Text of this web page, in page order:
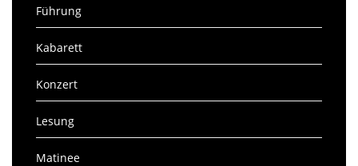
Führung
Kabarett
Konzert
Lesung
Matinee